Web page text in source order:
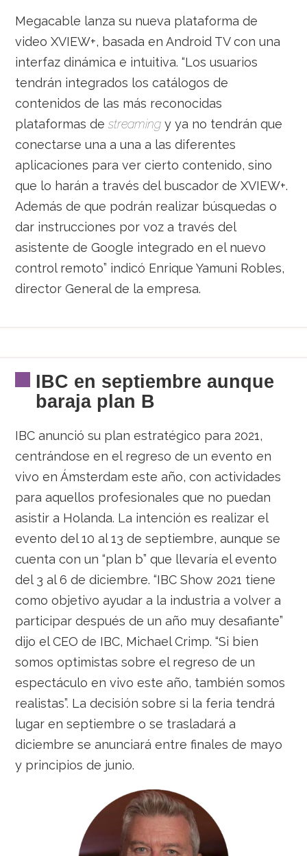
Megacable lanza su nueva plataforma de
video XVIEW+, basada en Android TV con una
interfaz dinámica e intuitiva. “Los usuarios
tendrán integrados los catálogos de
contenidos de las más reconocidas
plataformas de streaming y ya no tendrán que
conectarse una a una a las diferentes
aplicaciones para ver cierto contenido, sino
que lo harán a través del buscador de XVIEW+.
Además de que podrán realizar búsquedas o
dar instrucciones por voz a través del
asistente de Google integrado en el nuevo
control remoto” indicó Enrique Yamuni Robles,
director General de la empresa.
IBC en septiembre aunque
baraja plan B
IBC anunció su plan estratégico para 2021,
centrándose en el regreso de un evento en
vivo en Ámsterdam este año, con actividades
para aquellos profesionales que no puedan
asistir a Holanda. La intención es realizar el
evento del 10 al 13 de septiembre, aunque se
cuenta con un “plan b” que llevaría el evento
del 3 al 6 de diciembre. “IBC Show 2021 tiene
como objetivo ayudar a la industria a volver a
participar después de un año muy desafiante”
dijo el CEO de IBC, Michael Crimp. “Si bien
somos optimistas sobre el regreso de un
espectáculo en vivo este año, también somos
realistas”. La decisión sobre si la feria tendrá
lugar en septiembre o se trasladará a
diciembre se anunciará entre finales de mayo
y principios de junio.